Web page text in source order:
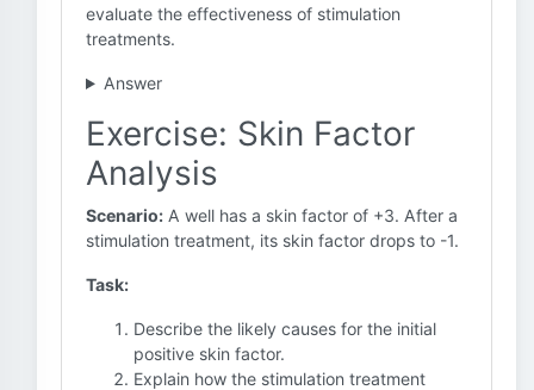
evaluate the effectiveness of stimulation
treatments.
Answer
Exercise: Skin Factor
Analysis
Scenario: A well has a skin factor of +3. After a
stimulation treatment, its skin factor drops to -1.
Task:
Describe the likely causes for the initial
positive skin factor.
Explain how the stimulation treatment